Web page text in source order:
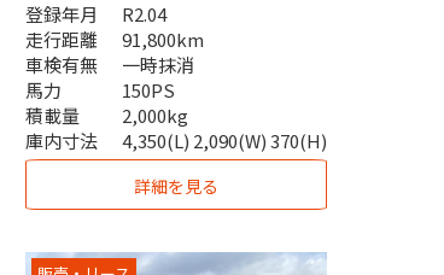
登録年月
走行距離
車検有無
馬力
積載量
庫内寸法
R2.04
91,800km
一時抹消
150PS
2,000kg
4,350(L) 2,090(W) 370(H)
詳細を見る